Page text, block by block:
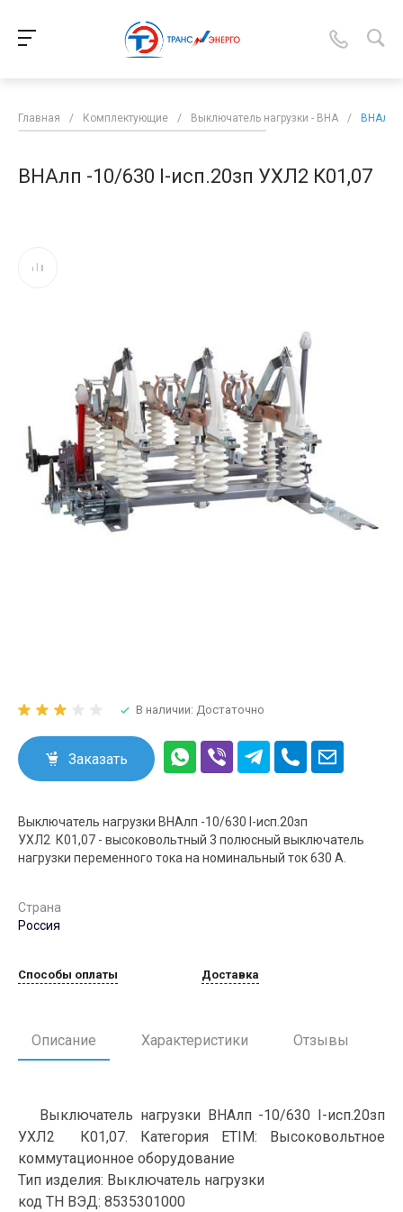
Главная / Комплектующие / Выключатель нагрузки - ВНА / ВНАлп
ВНАлп -10/630 I-исп.20зп УХЛ2 К01,07
В наличии: Достаточно
Заказать
Выключатель нагрузки ВНАлп -10/630 I-исп.20зп
УХЛ2 К01,07 - высоковольтный 3 полюсный выключатель
нагрузки переменного тока на номинальный ток 630 А.
Страна
Россия
Способы оплаты Доставка
Описание Характеристики Отзывы
Выключатель нагрузки ВНАлп -10/630 I-исп.20зп
УХЛ2 К01,07. Категория ETIM: Высоковольтное
коммутационное оборудование
Тип изделия: Выключатель нагрузки
код ТН ВЭД: 8535301000